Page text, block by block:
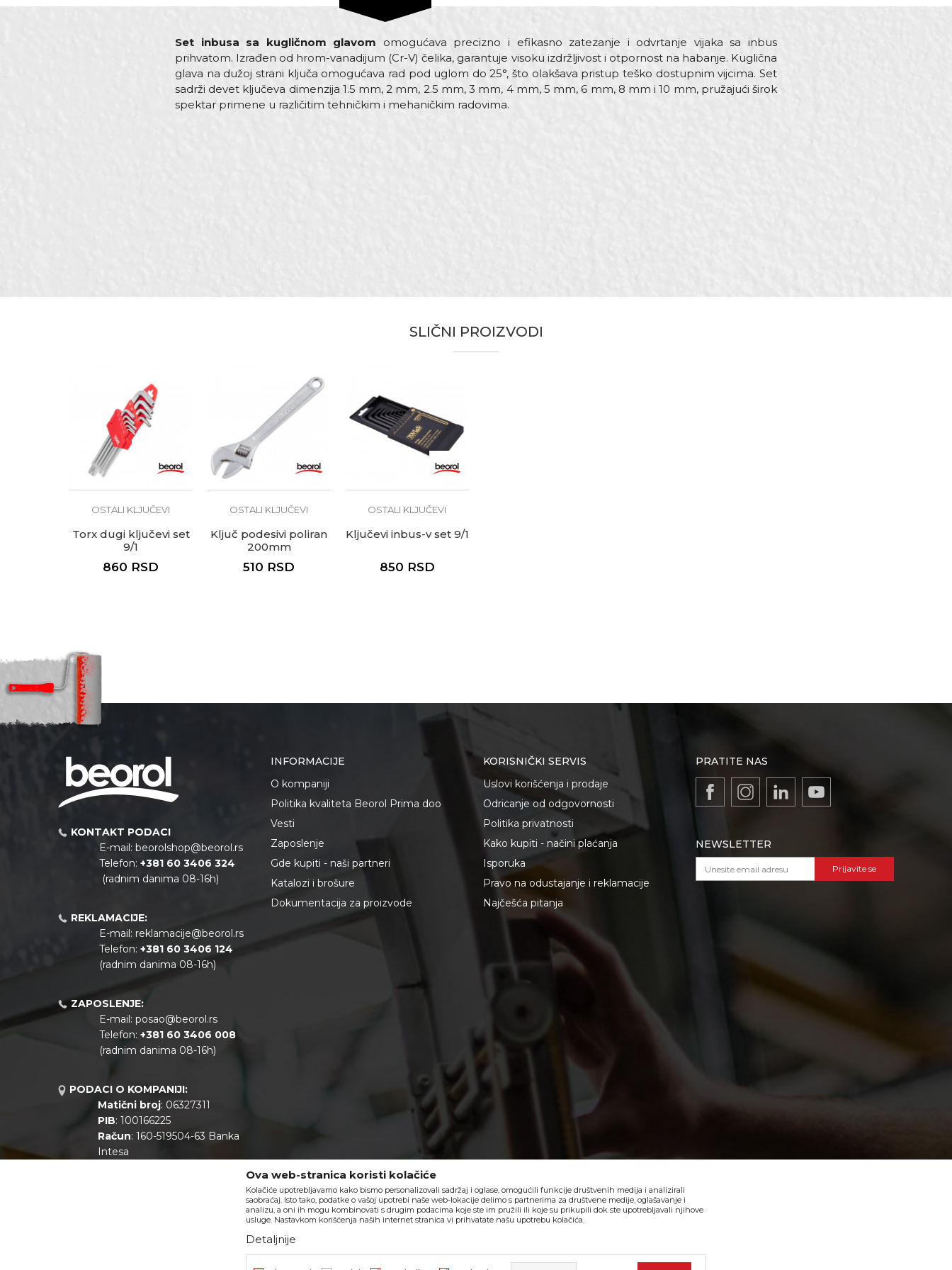
Set inbusa sa kugličnom glavom omogućava precizno i efikasno zatezanje i odvrtanje vijaka sa inbus
prihvatom. Izrađen od hrom-vanadijum (Cr-V) čelika, garantuje visoku izdržljivost i otpornost na habanje. Kuglična
glava na dužoj strani ključa omogućava rad pod uglom do 25°, što olakšava pristup teško dostupnim vijcima. Set
sadrži devet ključeva dimenzija 1.5 mm, 2 mm, 2.5 mm, 3 mm, 4 mm, 5 mm, 6 mm, 8 mm i 10 mm, pružajući širok
spektar primene u različitim tehničkim i mehaničkim radovima.
SLIČNI PROIZVODI
OSTALI KLJUČEVI
Torx dugi ključevi set
9/1
860 RSD
OSTALI KLJUČEVI
Ključ podesivi poliran
200mm
510 RSD
OSTALI KLJUČEVI
Ključevi inbus-v set 9/1
850 RSD
KONTAKT PODACI
E-mail: beorolshop@beorol.rs
Telefon: +381 60 3406 324
(radnim danima 08-16h)
REKLAMACIJE:
E-mail: reklamacije@beorol.rs
Telefon: +381 60 3406 124
(radnim danima 08-16h)
ZAPOSLENJE:
E-mail: posao@beorol.rs
Telefon: +381 60 3406 008
(radnim danima 08-16h)
PODACI O KOMPANIJI:
Matični broj: 06327311
PIB: 100166225
Račun: 160-519504-63 Banka
Intesa
INFORMACIJE
O kompaniji
Politika kvaliteta Beorol Prima doo
Vesti
Zaposlenje
Gde kupiti - naši partneri
Katalozi i brošure
Dokumentacija za proizvode
KORISNIČKI SERVIS
Uslovi korišćenja i prodaje
Odricanje od odgovornosti
Politika privatnosti
Kako kupiti - načini plaćanja
Isporuka
Pravo na odustajanje i reklamacije
Najčešća pitanja
PRATITE NAS
NEWSLETTER
Prijavite se
Ova web-stranica koristi kolačiće
Kolačiće upotrebljavamo kako bismo personalizovali sadržaj i oglase, omogućili funkcije društvenih medija i analizirali
saobraćaj. Isto tako, podatke o vašoj upotrebi naše web-lokacije delimo s partnerima za društvene medije, oglašavanje i
analizu, a oni ih mogu kombinovati s drugim podacima koje ste im pružili ili koje su prikupili dok ste upotrebljavali njihove
usluge. Nastavkom korišćenja naših internet stranica vi prihvatate našu upotrebu kolačića.
Detaljnije